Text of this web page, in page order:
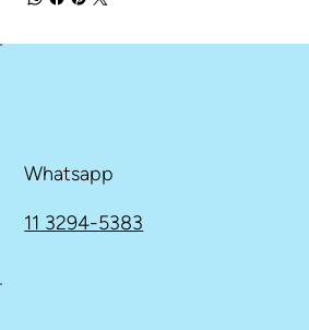
Whatsapp
11 3294-5383